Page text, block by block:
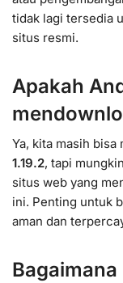
tidak lagi tersedia
situs resmi.
Apakah
Ya, kita masih bisa
1.19.2, tapi
situs web yang
ini. Penting untuk
aman dan